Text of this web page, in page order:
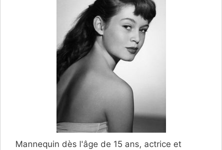
Mannequin dès l'âge de 15 ans, actrice et